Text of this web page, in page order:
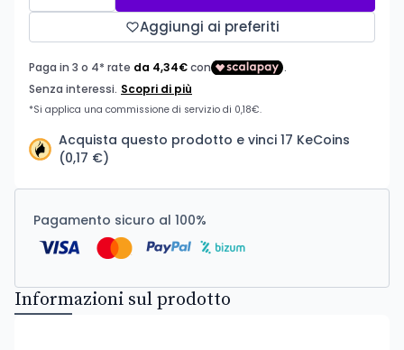
Aggiungi ai preferiti
Acquista questo prodotto e vinci 17 KeCoins
(0,17 €)
Pagamento sicuro al 100%
Informazioni sul prodotto